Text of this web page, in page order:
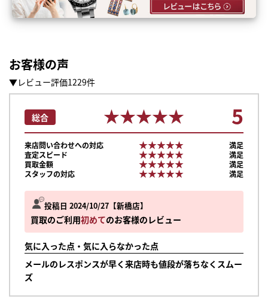
お客様の声
▼レビュー評価1229件
投稿日 2024/10/27 新橋店
買取のご利用初めてのお客様のレビュー
気に入った点・気に入らなかった点
メールのレスポンスが早く来店時も値段が落ちなくスムー
ズ
総合 ★★★★★
★★★★★ 5
来店問い合わせへの対応 ★★★★★
★★★★★
満足
査定スピード
★★★★★
★★★★★
満足
買取金額
★★★★★
★★★★★
満足
スタッフの対応
★★★★★
★★★★★ 満足